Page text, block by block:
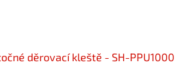
děrovací kleště - SH-PPU1000